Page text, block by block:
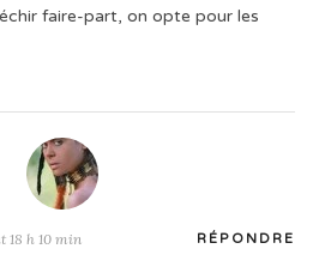
faire-part, on opte pour les
18 h 10 min RÉPONDRE